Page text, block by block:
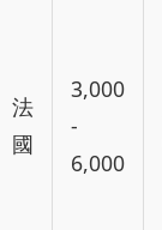
法
國
3,000
-
6,000